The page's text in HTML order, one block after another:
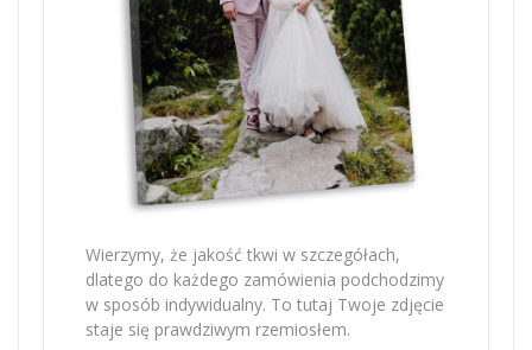
Wierzymy, że jakość tkwi w szczegółach,
dlatego do każdego zamówienia podchodzimy
w sposób indywidualny. To tutaj Twoje zdjęcie
staje się prawdziwym rzemiosłem.